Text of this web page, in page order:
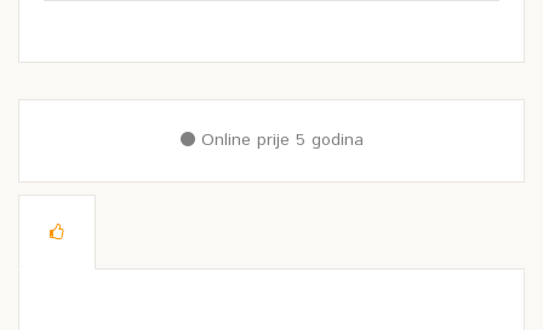
Online prije 5 godina